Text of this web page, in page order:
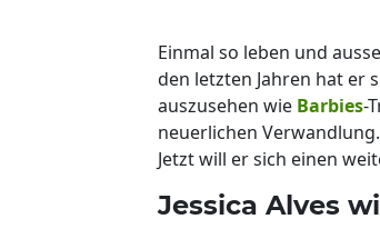
Einmal so leben und
den letzten Jahren hat er
auszusehen wie Barbies-
neuerlichen
Jetzt will er sich einen
Jessica Alves